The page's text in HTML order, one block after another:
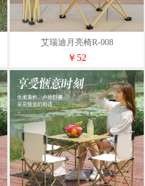
艾瑞迪月亮椅R-008
￥52